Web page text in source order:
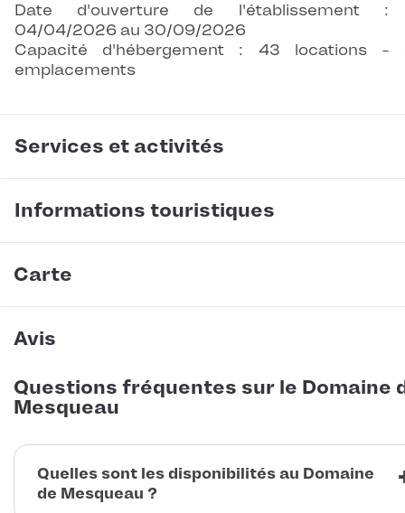
Date d'ouverture de l'établissement :
04/04/2026 au 30/09/2026
Capacité d'hébergement : 43 locations -
emplacements
Services et activités
Informations touristiques
Carte
Avis
Questions fréquentes sur le Domaine
Mesqueau
Quelles sont les disponibilités au Domaine
de Mesqueau ?